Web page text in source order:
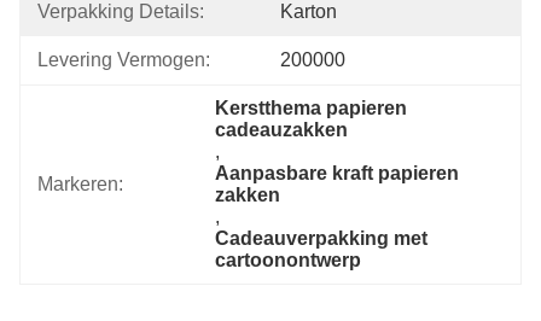
Verpakking Details: Karton
Levering Vermogen: 200000
Markeren:
Kerstthema papieren
cadeauzakken
,
Aanpasbare kraft papieren
zakken
,
Cadeauverpakking met
cartoonontwerp